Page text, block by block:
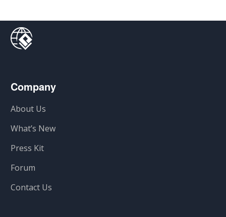
Company
About Us
What’s New
Press Kit
Forum
Contact Us